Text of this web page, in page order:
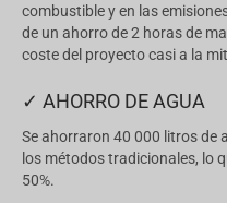
combustible y en las
de un ahorro de 2 horas de
coste del proyecto casi a la
✓ AHORRO DE AGUA
Se ahorraron 40 000 litros de
los métodos tradicionales, lo
50%.